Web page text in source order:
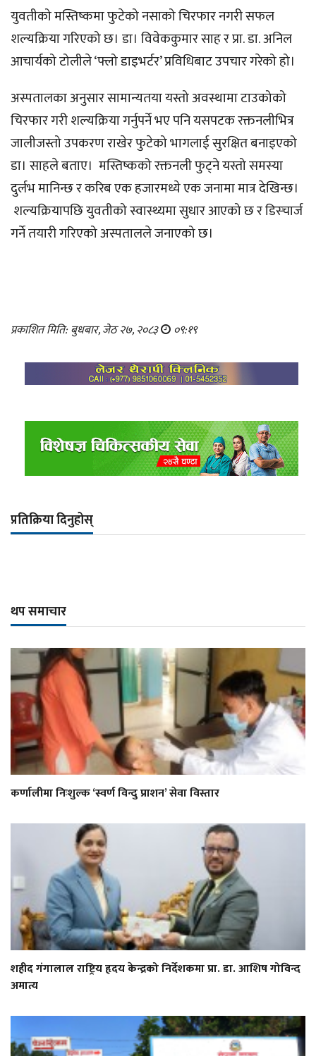
युवतीको मस्तिष्कमा फुटेको नसाको चिरफार नगरी सफल
शल्यक्रिया गरिएको छ। डा। विवेककुमार साह र प्रा. डा. अनिल
आचार्यको टोलीले ‘फ्लो डाइभर्टर’ प्रविधिबाट उपचार गरेको हो।
अस्पतालका अनुसार सामान्यतया यस्तो अवस्थामा टाउकोको
चिरफार गरी शल्यक्रिया गर्नुपर्ने भए पनि यसपटक रक्तनलीभित्र
जालीजस्तो उपकरण राखेर फुटेको भागलाई सुरक्षित बनाइएको
डा। साहले बताए। मस्तिष्कको रक्तनली फुट्ने यस्तो समस्या
दुर्लभ मानिन्छ र करिब एक हजारमध्ये एक जनामा मात्र देखिन्छ।
शल्यक्रियापछि युवतीको स्वास्थ्यमा सुधार आएको छ र डिस्चार्ज
गर्ने तयारी गरिएको अस्पतालले जनाएको छ।
प्रकाशित मिति: बुधबार, जेठ २७, २०८३ ०९:१९
प्रतिक्रिया दिनुहोस्
थप समाचार
कर्णालीमा निःशुल्क ‘स्वर्ण विन्दु प्राशन’ सेवा विस्तार
शहीद गंगालाल राष्ट्रिय हृदय केन्द्रको निर्देशकमा प्रा. डा. आशिष गोविन्द
अमात्य